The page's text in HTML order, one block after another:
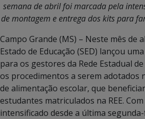
semana de abril foi marcada pela
de montagem e entrega dos kits para
Campo Grande (MS) – Neste mês de
Estado de Educação (SED) lançou
para os gestores da Rede Estadual
os procedimentos a serem adotados
de alimentação escolar, que
estudantes matriculados na REE.
intensificado desde a última